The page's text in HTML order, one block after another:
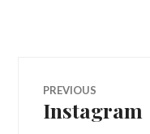
Navegação
PREVIOUS
Previous
Instagram